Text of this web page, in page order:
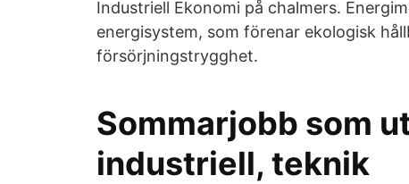
Industriell Ekonomi på chalmers.
energisystem, som förenar ekologisk
försörjningstrygghet.
Sommarjobb som
industriell, teknik